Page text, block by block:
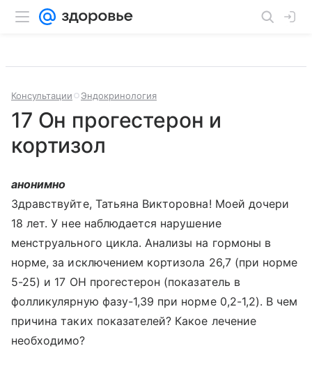
Консультации Эндокринология
17 Он прогестерон и
кортизол
анонимно
Здравствуйте, Татьяна Викторовна! Моей дочери
18 лет. У нее наблюдается нарушение
менструального цикла. Анализы на гормоны в
норме, за исключением кортизола 26,7 (при норме
5-25) и 17 ОН прогестерон (показатель в
фолликулярную фазу-1,39 при норме 0,2-1,2). В чем
причина таких показателей? Какое лечение
необходимо?